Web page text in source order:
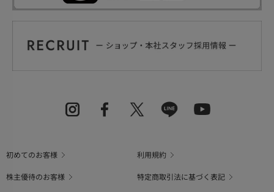
初めてのお客様
利用規約
株主優待のお客様
特定商取引法に基づく表記